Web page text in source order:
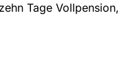
Tage Vollpension,